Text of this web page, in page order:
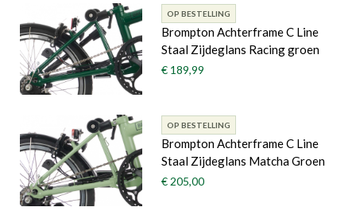
OP BESTELLING
Brompton Achterframe C Line
Staal Zijdeglans Racing groen
€ 189,99
OP BESTELLING
Brompton Achterframe C Line
Staal Zijdeglans Matcha Groen
€ 205,00